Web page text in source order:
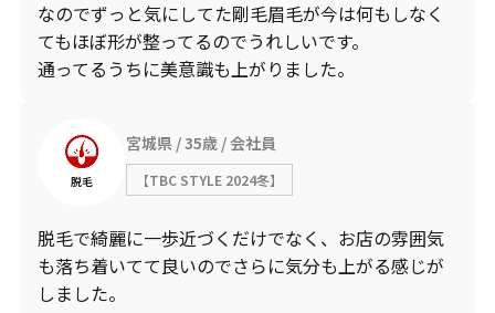
なのでずっと気にしてた剛毛眉毛が今は何もしなく
てもほぼ形が整ってるのでうれしいです。
通ってるうちに美意識も上がりました。
脱毛
宮城県 35歳 会社員
【TBC STYLE 2024冬】
脱毛で綺麗に一歩近づくだけでなく、お店の雰囲気
も落ち着いてて良いのでさらに気分も上がる感じが
しました。